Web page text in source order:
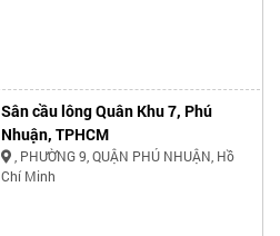
Sân cầu lông Quân Khu 7, Phú
Nhuận, TPHCM
, PHƯỜNG 9, QUẬN PHÚ NHUẬN, Hồ
Chí Minh